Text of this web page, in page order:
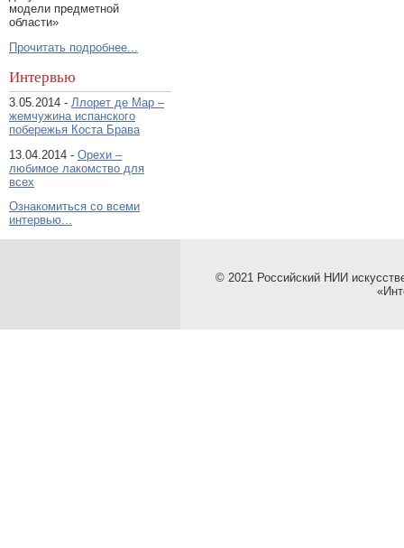
модели предметной
области»
Прочитать подробнее...
Интервью
3.05.2014 - Ллорет де Мар –
жемчужина испанского
побережья Коста Брава
13.04.2014 - Орехи –
любимое лакомство для
всех
Ознакомиться со всеми
интервью...
© 2021 Российский НИИ